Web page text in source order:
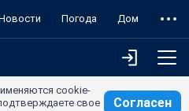
Погода Дом
cookie-
свое
Согласен